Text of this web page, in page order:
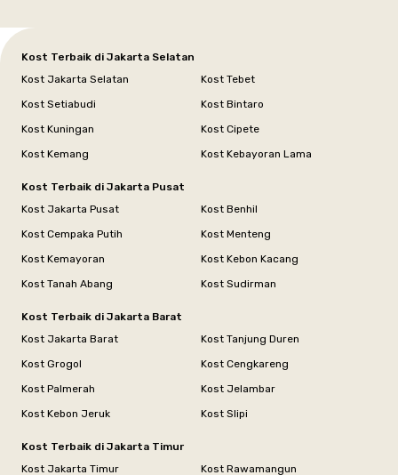
Kost Terbaik di Jakarta Selatan
Kost Jakarta Selatan
Kost Tebet
Kost Setiabudi
Kost Bintaro
Kost Kuningan
Kost Cipete
Kost Kemang
Kost Kebayoran Lama
Kost Terbaik di Jakarta Pusat
Kost Jakarta Pusat
Kost Benhil
Kost Cempaka Putih
Kost Menteng
Kost Kemayoran
Kost Kebon Kacang
Kost Tanah Abang
Kost Sudirman
Kost Terbaik di Jakarta Barat
Kost Jakarta Barat
Kost Tanjung Duren
Kost Grogol
Kost Cengkareng
Kost Palmerah
Kost Jelambar
Kost Kebon Jeruk
Kost Slipi
Kost Terbaik di Jakarta Timur
Kost Jakarta Timur
Kost Rawamangun